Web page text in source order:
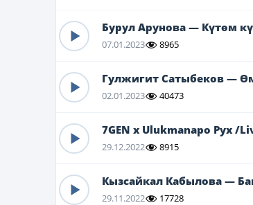
Бурул Арунова — Күтөм
07.01.2023 8965
Гулжигит Сатыбеков —
02.01.2023 40473
7GEN x Ulukmanapo Рух /
29.12.2022 8915
Кызсайкал Кабылова —
29.11.2022 17728